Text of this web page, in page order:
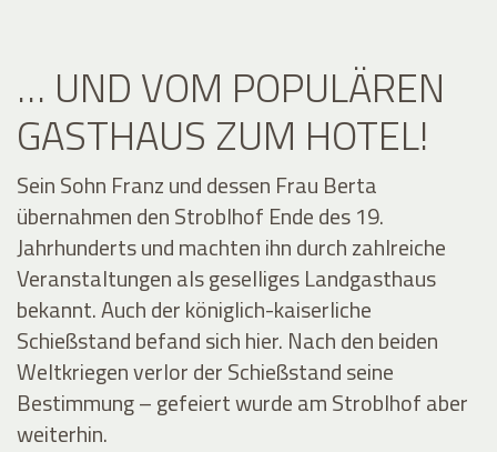
… UND VOM POPULÄREN
GASTHAUS ZUM HOTEL!
Sein Sohn Franz und dessen Frau Berta
übernahmen den Stroblhof Ende des 19.
Jahrhunderts und machten ihn durch zahlreiche
Veranstaltungen als geselliges Landgasthaus
bekannt. Auch der königlich-kaiserliche
Schießstand befand sich hier. Nach den beiden
Weltkriegen verlor der Schießstand seine
Bestimmung – gefeiert wurde am Stroblhof aber
weiterhin.